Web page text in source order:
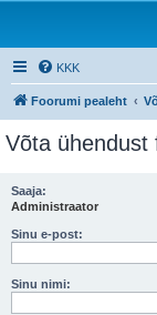
KKK
Foorumi pealeht
Võta ühendust
Saaja:
Administraator
Sinu e-post:
Sinu nimi: